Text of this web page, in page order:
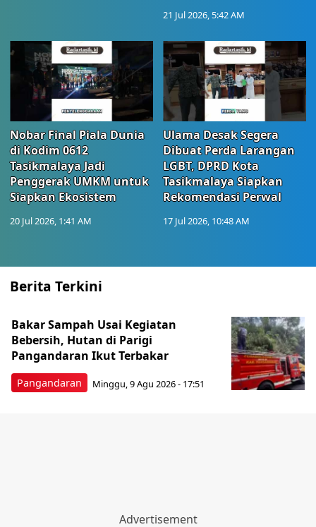
21 Jul 2026, 5:42 AM
Nobar Final Piala Dunia
di Kodim 0612
Tasikmalaya Jadi
Penggerak UMKM untuk
Siapkan Ekosistem
20 Jul 2026, 1:41 AM
Ulama Desak Segera
Dibuat Perda Larangan
LGBT, DPRD Kota
Tasikmalaya Siapkan
Rekomendasi Perwal
17 Jul 2026, 10:48 AM
Berita Terkini
Pangandaran
Bakar Sampah Usai Kegiatan
Bebersih, Hutan di Parigi
Pangandaran Ikut Terbakar
Minggu, 9 Agu 2026 - 17:51